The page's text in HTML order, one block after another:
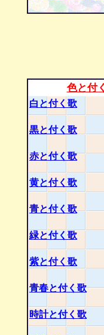
色と付
白と付く歌
黒と付く歌
赤と付く歌
黄と付く歌
青と付く歌
緑と付く歌
紫と付く歌
青春と付く歌
時計と付く歌